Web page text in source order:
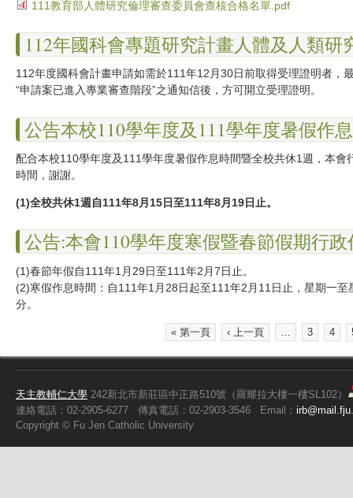
111教育部人體研究倫理審查委員會查核合格名單.pdf
112年國科會專題研究計畫人體及人類研
112年度國科會計畫申請如需於111年12月30日前取得受理證明者
“申請案已進入專業審查階段”之通知信後，方可開立受理證明。
公告本校110學年度及111學年度暑假作
配合本校110學年度及111學年度暑假作息時間暨全校共休1週，本
時間，謝謝。
(1)全校共休1週自111年8月 15日至111年8月 19日止。
公告:本會110學年度寒假暨春節假期行
(1)春節年假自111年1月29日至111年2月7日止。
(2)寒假作息時間：自111年1月28日起至111年2月11日止，星期一
分。
頁面
« 第一頁 ‹ 上一頁 … 3 4
天主教輔仁大學 242新北市新莊區中正路510號（羅耀拉大樓一樓SL102）
連絡電話：02-2905-6277
傳真電話：02-2903-3546 Email：
Copyright © Fu Jen Catholic University